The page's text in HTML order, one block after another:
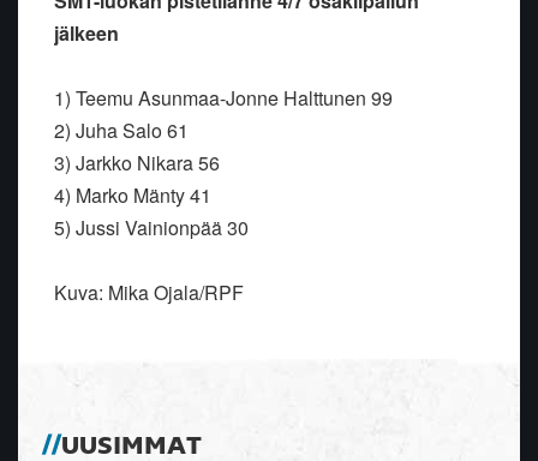
jälkeen
1) Teemu Asunmaa-Jonne Halttunen 99
2) Juha Salo 61
3) Jarkko Nikara 56
4) Marko Mänty 41
5) Jussi Vainionpää 30
Kuva: Mika Ojala/RPF
UUSIMMAT